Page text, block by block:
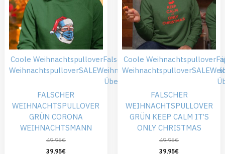
Coole WeihnachtspulloverFalsche Weihnachtspullover
WeihnachtspulloverSALEWeihnachtskleidung
Übergröße
FALSCHER
WEIHNACHTSPULLOVER
GRÜN CORONA
WEIHNACHTSMANN
49,95€
39,95€
Coole Weihnachtspullover
WeihnachtspulloverSALE
FALSCHER
WEIHNACHTSPULLOVER
GRÜN KEEP CALM IT’S
ONLY CHRISTMAS
49,95€
39,95€